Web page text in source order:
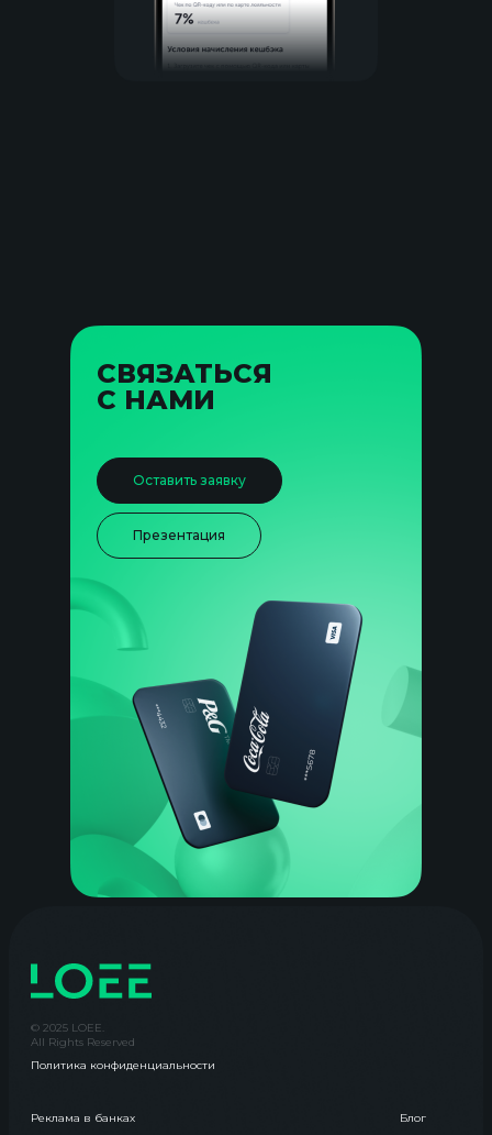
СВЯЗАТЬСЯ
С НАМИ
Оставить заявку
Презентация
© 2025 LOEE.
All Rights Reserved
Политика конфиденциальности
Блог
Реклама в банках